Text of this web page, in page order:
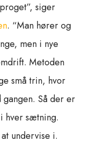
siger
. “Man hører og
men i nye
Metoden
små trin, hvor
Så der er
hver sætning.
undervise i.